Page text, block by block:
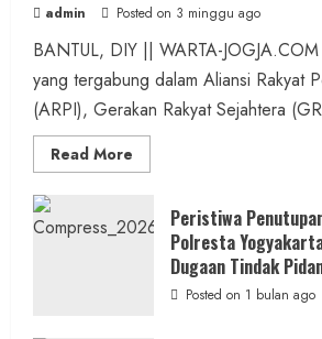
admin Posted on 3 minggu ago
BANTUL, DIY || WARTA-
yang tergabung dalam Aliansi Rakyat
(ARPI), Gerakan Rakyat Sejahtera
Read More
more
Pelecehan
Anak
Bantul:
Aliansi
Peristiwa
Polresta
Dugaan Tindak
Posted on 1 bulan ago